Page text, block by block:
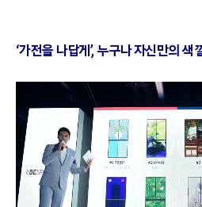
‘가전을 나답게’, 누구나 자신만의